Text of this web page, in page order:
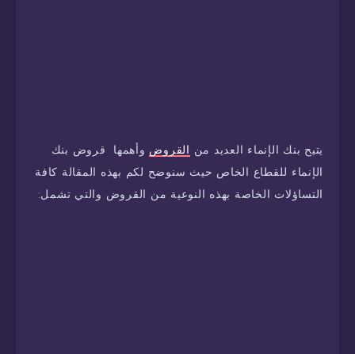
يتيح بنك الإنماء العديد من القروض وأهمها قروض بنك
الإنماء للقطاع الخاص حيث سنوضح لكم بهذه المقالة كافة
التساؤلات الخاصة بهذه النوعية من القروض والتي تشمل: